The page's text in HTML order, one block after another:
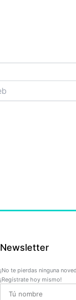
Newsletter
¡No te pierdas ninguna
¡Regístrate hoy mismo!